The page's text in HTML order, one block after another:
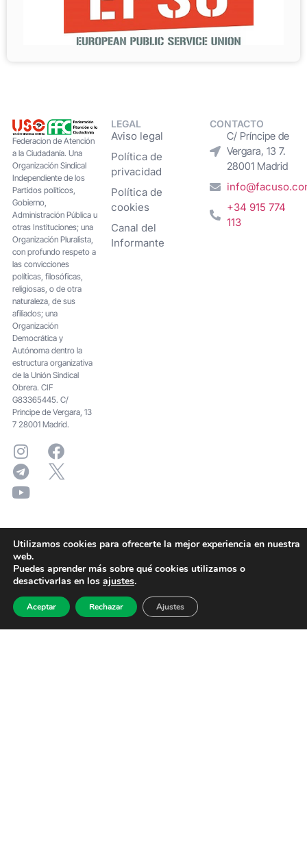
Federacion de Atención
a la Ciudadanía. Una
Organización Sindical
Independiente de los
Partidos políticos,
Gobierno,
Administración Pública u
otras Instituciones; una
Organización Pluralista,
con profundo respeto a
las convicciones
políticas, filosóficas,
religiosas, o de otra
naturaleza, de sus
afiliados; una
Organización
Democrática y
Autónoma dentro la
estructura organizativa
de la Unión Sindical
Obrera. CIF
G83365445. C/
Principe de Vergara, 13
7 28001 Madrid.
LEGAL
Aviso legal
Política de
privacidad
Política de
cookies
Canal del
Informante
CONTACTO
C/ Príncipe de
Vergara, 13 7.
28001 Madrid
+34 915 774
113
Utilizamos cookies para ofrecerte la mejor experiencia en nuestra
web.
Puedes aprender más sobre qué cookies utilizamos o
desactivarlas en los ajustes.
Aceptar Rechazar Ajustes